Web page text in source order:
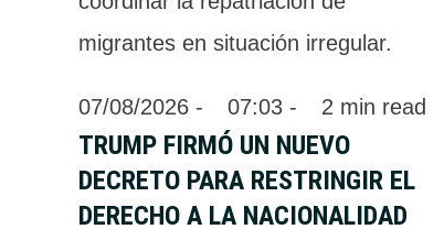
migrantes en situación irregular.
07/08/2026 - 07:03 - 2 min read
TRUMP FIRMÓ UN NUEVO
DECRETO PARA RESTRINGIR EL
DERECHO A LA NACIONALIDAD